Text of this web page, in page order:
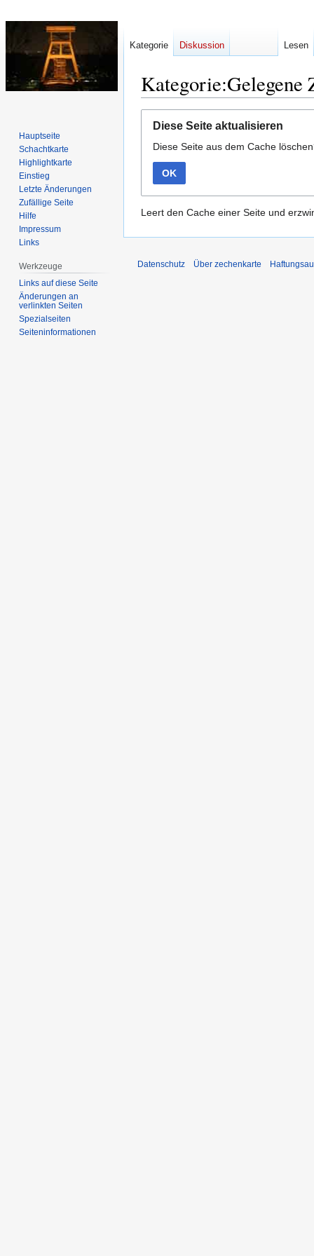
Kategorie:Gelegene
Navigation
springen
Suche
springen
Diese Seite aktualisieren
Diese Seite aus dem Cache
OK
Leert den Cache einer Seite und
Kategorie Diskussion Lesen
Hauptseite
Schachtkarte
Highlightkarte
Einstieg
Letzte Änderungen
Zufällige Seite
Hilfe
Impressum
Links
Werkzeuge
Links auf diese Seite
Änderungen an
verlinkten Seiten
Spezialseiten
Seiten­­informationen
Datenschutz Über zechenkarte